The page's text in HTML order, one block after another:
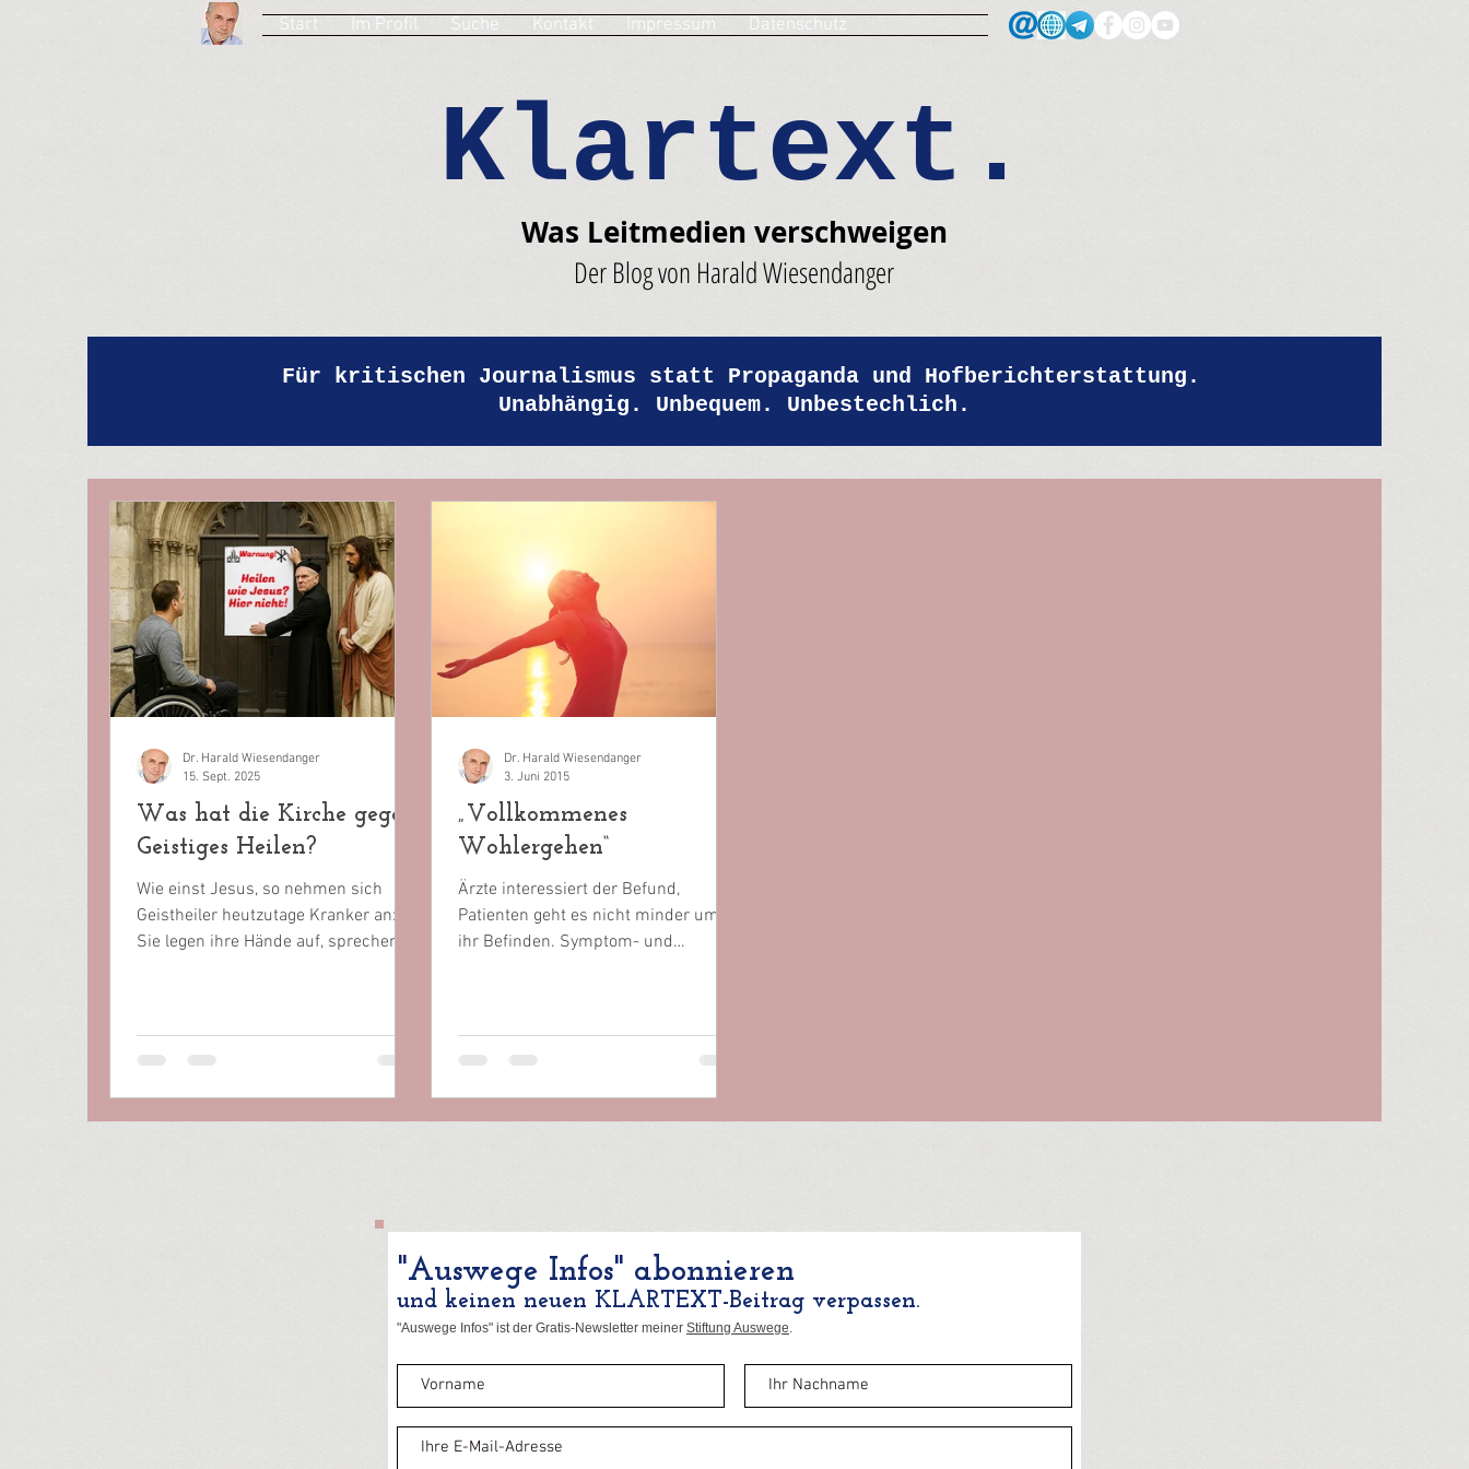
Start Im Profil Suche Kontakt Impressum Datenschutz
Klartext.
Was Leitmedien verschweigen
Der Blog von Harald Wiesendanger
Für kritischen Journalismus statt Propaganda und Hofberichterstattung.
Unabhängig. Unbequem. Unbestechlich.
Was hat die Kirche gegen
Geistiges Heilen?
Wie einst Jesus, so nehmen sich
Geistheiler heutzutage Kranker an:
Sie legen ihre Hände auf, sprechen
Bemühen um gesellschaftliche
Anerkennung, um Integration ins
mithelfen dürfen, Leid zu lindern?
Dr. Harald Wiesendanger
15. Sept. 2025
„Vollkommenes
Wohlergehen“
Ärzte interessiert der Befund,
Patienten geht es nicht minder um
ihr Befinden. Symptom- und
Dr. Harald Wiesendanger
3. Juni 2015
"Auswege Infos" abonnieren
und keinen neuen KLARTEXT-Beitrag verpassen.
"Auswege Infos" ist der Gratis-Newsletter meiner Stiftung Auswege